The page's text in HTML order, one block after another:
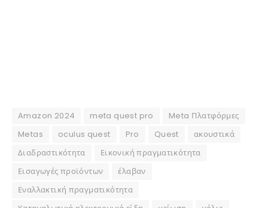
Amazon 2024 meta quest pro
Meta Πλατφόρμες
Metas
oculus quest Pro Quest
ακουστικά
Διαδραστικότητα
Εικονική πραγματικότητα
Εισαγωγές προϊόντων
έλαβαν
Εναλλακτική πραγματικότητα